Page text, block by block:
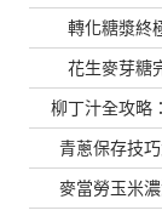
轉化糖漿終
花生麥芽糖
柳丁汁全攻略
青蔥保存技
麥當勞玉米